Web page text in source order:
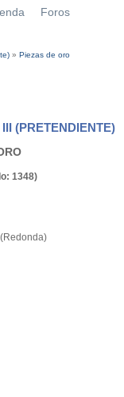
Foros
» Piezas de oro
(PRETENDIENTE)
1348)